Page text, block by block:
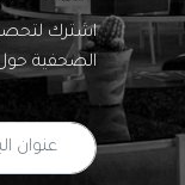
اشترك لتحصل
الصحفية